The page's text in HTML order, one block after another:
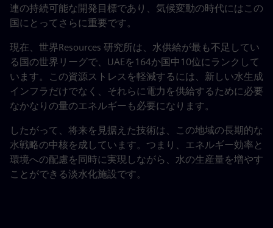
連の持続可能な開発目標であり、気候変動の時代にはこの
国にとってさらに重要です。
現在、世界Resources 研究所は、水供給が最も不足してい
る国の世界リーグで、UAEを164か国中10位にランクして
います。この資源ストレスを軽減するには、新しい水生成
インフラだけでなく、それらに電力を供給するために必要
なかなりの量のエネルギーも必要になります。
したがって、将来を見据えた技術は、この地域の長期的な
水戦略の中核を成しています。つまり、エネルギー効率と
環境への配慮を同時に実現しながら、水の生産量を増やす
ことができる淡水化施設です。